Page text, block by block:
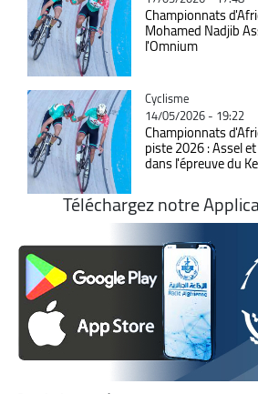
Championnats
Mohamed Nadjib
l'Omnium
Catégorie
Cyclisme
14/05/2026 - 19:22
Championnats
piste 2026 : Assel
dans l'épreuve du
Téléchargez notre